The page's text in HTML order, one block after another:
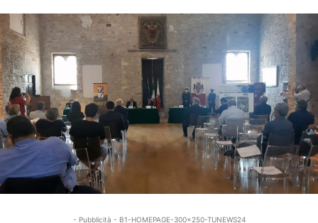
- Pubblicità - B1-HOMEPAGE-300x250-TUNEWS24